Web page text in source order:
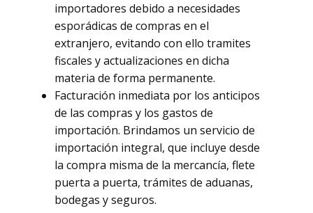
importadores debido a necesidades
esporádicas de compras en el
extranjero, evitando con ello tramites
fiscales y actualizaciones en dicha
materia de forma permanente.
Facturación inmediata por los anticipos
de las compras y los gastos de
importación. Brindamos un servicio de
importación integral, que incluye desde
la compra misma de la mercancía, flete
puerta a puerta, trámites de aduanas,
bodegas y seguros.